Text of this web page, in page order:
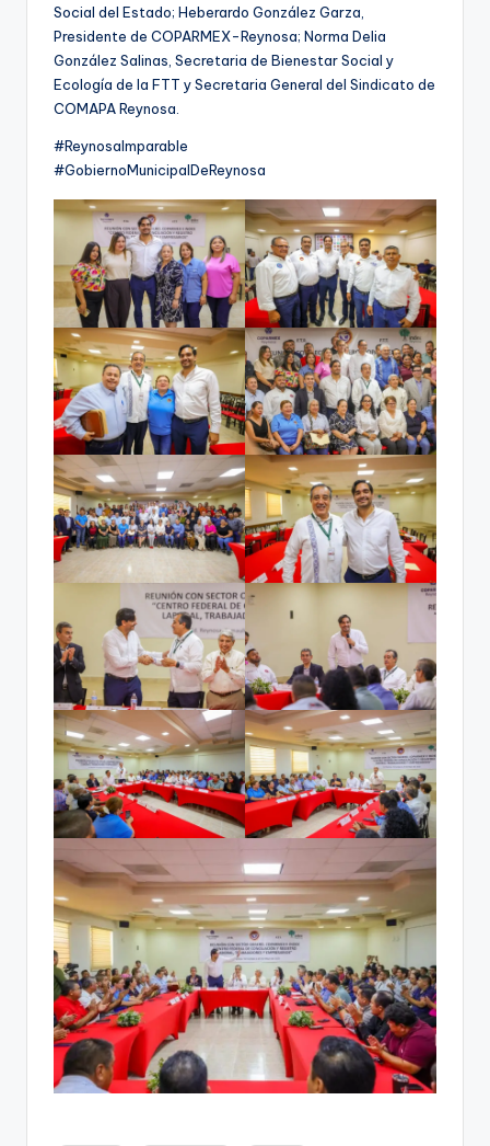
Social del Estado; Heberardo González Garza,
Presidente de COPARMEX-Reynosa; Norma Delia
González Salinas, Secretaria de Bienestar Social y
Ecología de la FTT y Secretaria General del Sindicato de
COMAPA Reynosa.
#ReynosaImparable
#GobiernoMunicipalDeReynosa